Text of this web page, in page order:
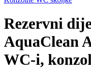
Rezervni
AquaClean
WC-i,